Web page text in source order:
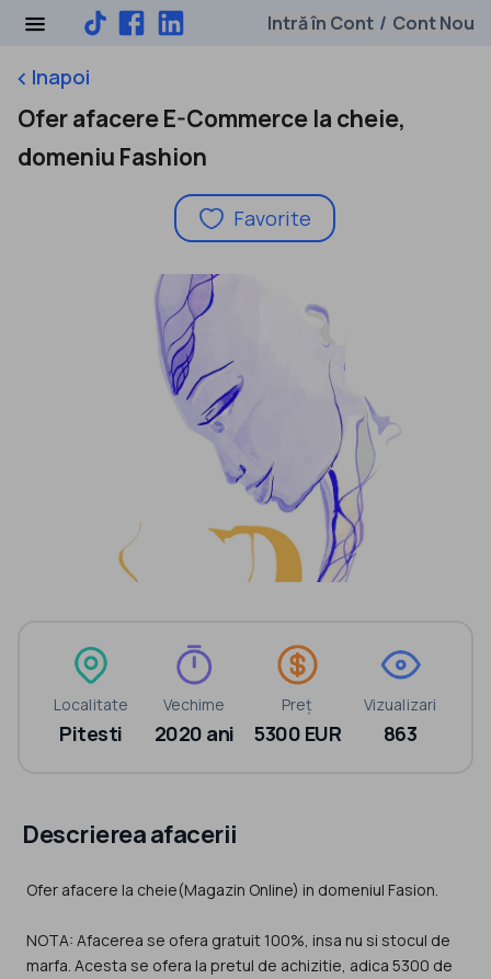
Intră în Cont / Cont Nou
keyboard_arrow_leftInapoi
Ofer afacere E-Commerce la cheie,
domeniu Fashion
Favorite
Localitate
Pitesti
Vechime
2020 ani
Preț
5300 EUR
Vizualizari
863
Descrierea afacerii
Ofer afacere la cheie(Magazin Online) in domeniul Fasion.
NOTA: Afacerea se ofera gratuit 100%, insa nu si stocul de
marfa. Acesta se ofera la pretul de achizitie, adica 5300 de